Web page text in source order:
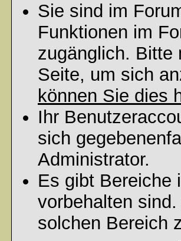
Sie sind im
Funktionen im
zugänglich. Bitte
Seite, um sich
können Sie dies
Ihr
sich
Administrator.
Es gibt Bereiche
vorbehalten
solchen Bereich